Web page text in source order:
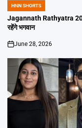
POSTED
IN
HNN SHORTS
Jagannath Rathyatra
रहेंगे भगवान
on
June 28, 2026